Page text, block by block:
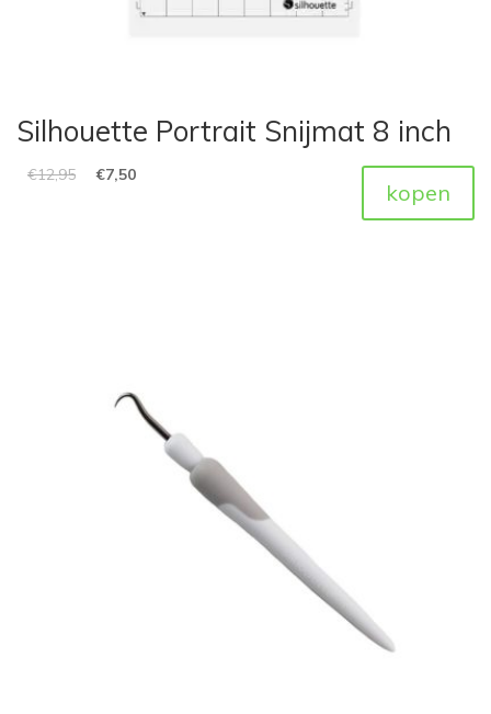
Silhouette Portrait Snijmat 8 inch
€12,95 €7,50
kopen